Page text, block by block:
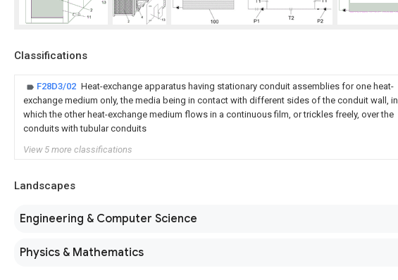
Classifications
F28D3/02 Heat-exchange apparatus having stationary conduit assemblies for one heat-
exchange medium only, the media being in contact with different sides of the conduit wall, in
which the other heat-exchange medium flows in a continuous film, or trickles freely, over the
conduits with tubular conduits
View 5 more classifications
Landscapes
Engineering & Computer Science
Physics & Mathematics